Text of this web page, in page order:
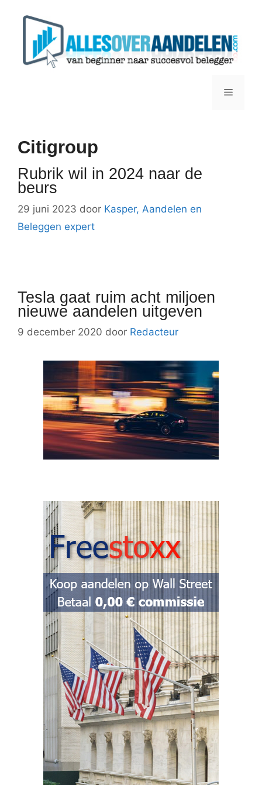
Menu
Citigroup
Rubrik wil in 2024 naar de
beurs
29 juni 2023 door Kasper, Aandelen en
Beleggen expert
Tesla gaat ruim acht miljoen
nieuwe aandelen uitgeven
9 december 2020 door Redacteur